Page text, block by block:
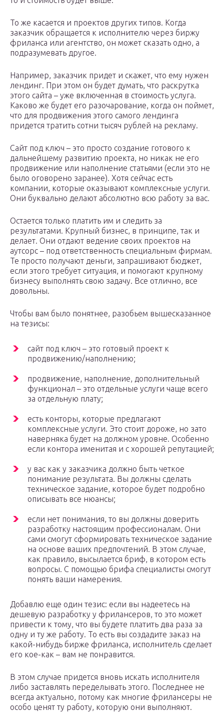
То же касается и проектов других типов. Когда
заказчик обращается к исполнителю через биржу
фриланса или агентство, он может сказать одно, а
подразумевать другое.
Например, заказчик придет и скажет, что ему нужен
лендинг. При этом он будет думать, что раскрутка
этого сайта – уже включенная в стоимость услуга.
Каково же будет его разочарование, когда он поймет,
что для продвижения этого самого лендинга
придется тратить сотни тысяч рублей на рекламу.
Сайт под ключ – это просто создание готового к
дальнейшему развитию проекта, но никак не его
продвижение или наполнение статьями (если это не
было оговорено заранее). Хотя сейчас есть
компании, которые оказывают комплексные услуги.
Они буквально делают абсолютно всю работу за вас.
Остается только платить им и следить за
результатами. Крупный бизнес, в принципе, так и
делает. Они отдают ведение своих проектов на
аутсорс – под ответственность специальным фирмам.
Те просто получают деньги, запрашивают бюджет,
если этого требует ситуация, и помогают крупному
бизнесу выполнять свою задачу. Все отлично, все
довольны.
Чтобы вам было понятнее, разобьем вышесказанное
на тезисы:
сайт под ключ – это готовый проект к
продвижению/наполнению;
продвижение, наполнение, дополнительный
функционал – это отдельные услуги чаще всего
за отдельную плату;
есть конторы, которые предлагают
комплексные услуги. Это стоит дороже, но зато
наверняка будет на должном уровне. Особенно
если контора именитая и с хорошей репутацией;
у вас как у заказчика должно быть четкое
понимание результата. Вы должны сделать
техническое задание, которое будет подробно
описывать все нюансы;
если нет понимания, то вы должны доверить
разработку настоящим профессионалам. Они
сами смогут сформировать техническое задание
на основе ваших предпочтений. В этом случае,
как правило, высылается бриф, в котором есть
вопросы. С помощью брифа специалисты смогут
понять ваши намерения.
Добавлю еще один тезис: если вы надеетесь на
дешевую разработку у фрилансеров, то это может
привести к тому, что вы будете платить два раза за
одну и ту же работу. То есть вы создадите заказ на
какой-нибудь бирже фриланса, исполнитель сделает
его кое-как – вам не понравится.
В этом случае придется вновь искать исполнителя
либо заставлять переделывать этого. Последнее не
всегда актуально, потому как многие фрилансеры не
особо ценят ту работу, которую они выполняют.